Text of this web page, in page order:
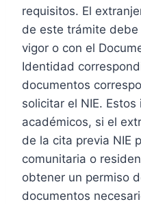
requisitos. El
de este trámite
vigor o con el
Identidad
documentos
solicitar el NIE.
académicos, si el
de la cita previa NIE
comunitaria o
obtener un permiso
documentos